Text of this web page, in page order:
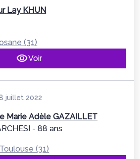
Lay KHUN
(31)
Voir
juillet 2022
Marie Adèle GAZAILLET
- 88 ans
Toulouse (31)